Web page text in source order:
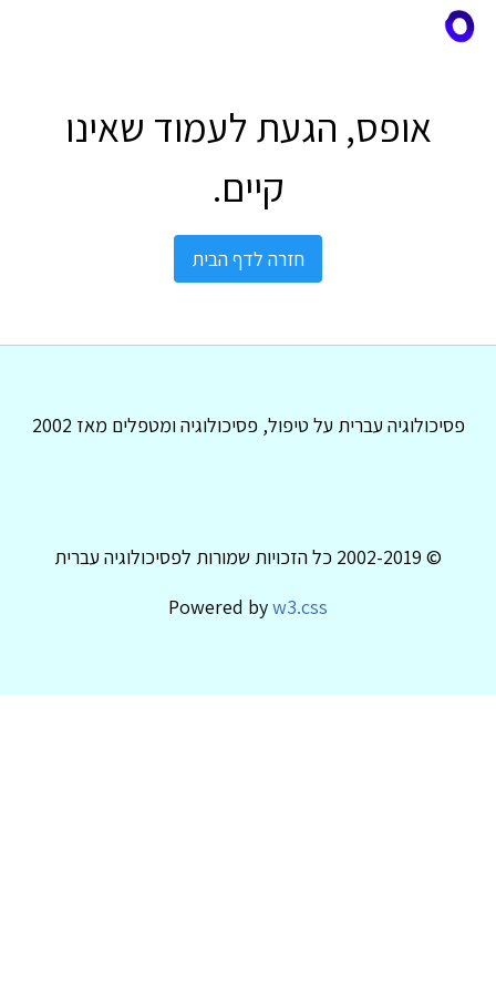
אופס, הגעת לעמוד שאינו
קיים.
חזרה לדף הבית
פסיכולוגיה עברית על טיפול, פסיכולוגיה ומטפלים מאז 2002
© 2002-2019 כל הזכויות שמורות לפסיכולוגיה עברית
Powered byw3.css